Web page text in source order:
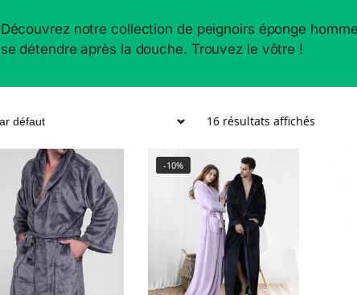
Découvrez notre collection de peignoirs éponge
se détendre après la douche. Trouvez le vôtre !
16 résultats affichés
-10%